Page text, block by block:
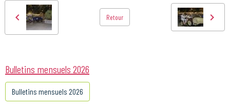
Retour
Bulletins mensuels 2026
Bulletins mensuels 2026